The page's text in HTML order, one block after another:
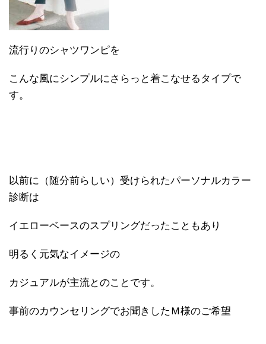
流行りのシャツワンピを
こんな風にシンプルにさらっと着こなせるタイプで
す。
以前に（随分前らしい）受けられたパーソナルカラー
診断は
イエローベースのスプリングだったこともあり
明るく元気なイメージの
カジュアルが主流とのことです。
事前のカウンセリングでお聞きしたＭ様のご希望